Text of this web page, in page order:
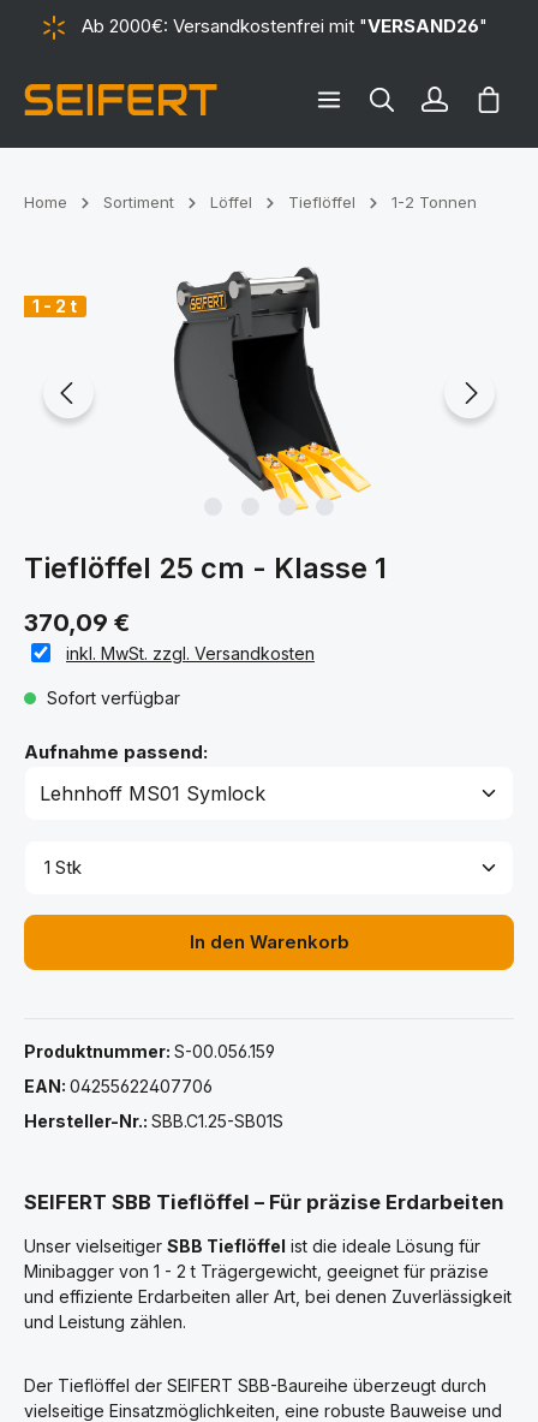
springenAb 2000€: Versandkostenfrei mit "VERSAND26"
Home Sortiment Löffel Tieflöffel 1-2 Tonnen
Bildergalerie überspringen
1 - 2 t
Tieflöffel 25 cm - Klasse 1
370,09 €
inkl. MwSt. zzgl. Versandkosten
Sofort verfügbar
Aufnahme passend:auswählen
Produkt Anzahl: Gib den gewünschten Wert ein
In den Warenkorb
Produktnummer: S-00.056.159
EAN: 04255622407706
Hersteller-Nr.: SBB.C1.25-SB01S
SEIFERT SBB Tieflöffel – Für präzise Erdarbeiten
Unser vielseitiger SBB Tieflöffel ist die ideale Lösung für
Minibagger von 1 - 2 t Trägergewicht, geeignet für präzise
und effiziente Erdarbeiten aller Art, bei denen Zuverlässigkeit
und Leistung zählen.
Der Tieflöffel der SEIFERT SBB-Baureihe überzeugt durch
vielseitige Einsatzmöglichkeiten, eine robuste Bauweise und